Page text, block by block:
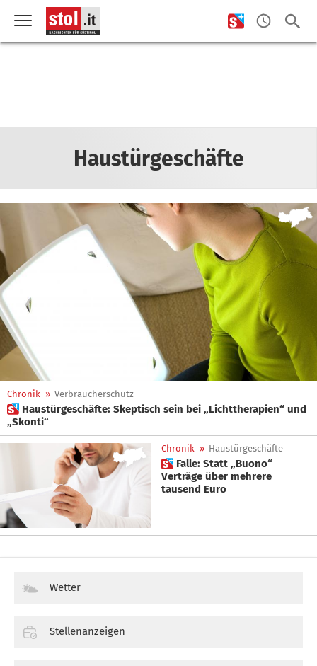
Haustürgeschäfte
Chronik » Verbraucherschutz
 Haustürgeschäfte: Skeptisch sein bei „Lichttherapien“ und
„Skonti“
Chronik » Haustürgeschäfte
 Falle: Statt „Buono“
Verträge über mehrere
tausend Euro
Wetter
Stellenanzeigen